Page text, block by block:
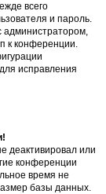
всего
и пароль.
администратором,
к конференции.
исправления
деактивировал или
конференции
время не
базы данных.